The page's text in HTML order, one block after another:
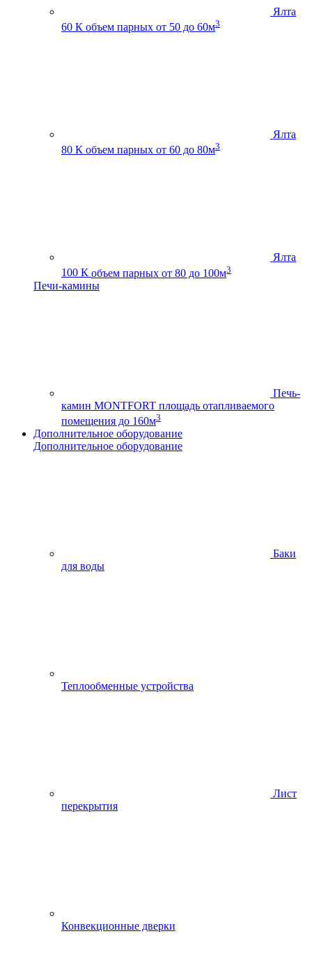
Ялта
60 К объем парных от 50 до 60м3
Ялта
80 К объем парных от 60 до 80м3
Ялта
100 К объем парных от 80 до 100м3
Печи-камины
Печь-
камин MONTFORT площадь отапливаемого
помещения до 160м3
Дополнительное оборудование
Дополнительное оборудование
Баки
для воды
Теплообменные устройства
Лист
перекрытия
Конвекционные дверки